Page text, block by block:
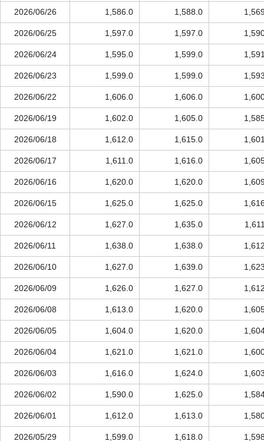
2026/06/26 1,586.0 1,588.0
2026/06/25 1,597.0 1,597.0
2026/06/24 1,595.0 1,599.0
2026/06/23 1,599.0 1,599.0
2026/06/22 1,606.0 1,606.0
2026/06/19 1,602.0 1,605.0
2026/06/18 1,612.0 1,615.0
2026/06/17 1,611.0 1,616.0
2026/06/16 1,620.0 1,620.0
2026/06/15 1,625.0 1,625.0
2026/06/12 1,627.0 1,635.0
2026/06/11 1,638.0 1,638.0
2026/06/10 1,627.0 1,639.0
2026/06/09 1,626.0 1,627.0
2026/06/08 1,613.0 1,620.0
2026/06/05 1,604.0 1,620.0
2026/06/04 1,621.0 1,621.0
2026/06/03 1,616.0 1,624.0
2026/06/02 1,590.0 1,625.0
2026/06/01 1,612.0 1,613.0
2026/05/29 1,599.0 1,618.0